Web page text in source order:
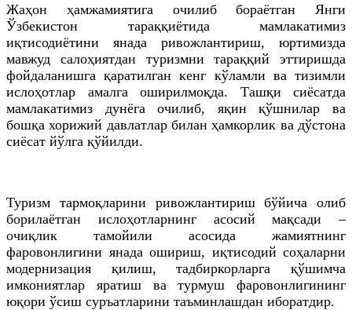
Жаҳон ҳамжамиятига очилиб бораётган Янги
Ўзбекистон тараққиётида мамлакатимиз
иқтисодиётини янада ривожлантириш, юртимизда
мавжуд салоҳиятдан туризмни тараққий эттиришда
фойдаланишга қаратилган кенг кўламли ва тизимли
ислоҳотлар амалга оширилмоқда. Ташқи сиёсатда
мамлакатимиз дунёга очилиб, яқин қўшнилар ва
бошқа хорижий давлатлар билан ҳамкорлик ва дўстона
сиёсат йўлга қўйилди.
Туризм тармоқларини ривожлантириш бўйича олиб
борилаётган ислоҳотларнинг асосий мақсади –
очиқлик тамойили асосида жамиятнинг
фаровонлигини янада ошириш, иқтисодий соҳаларни
модернизация қилиш, тадбиркорларга қўшимча
имкониятлар яратиш ва турмуш фаровонлигининг
юқори ўсиш суръатларини таъминлашдан иборатдир.